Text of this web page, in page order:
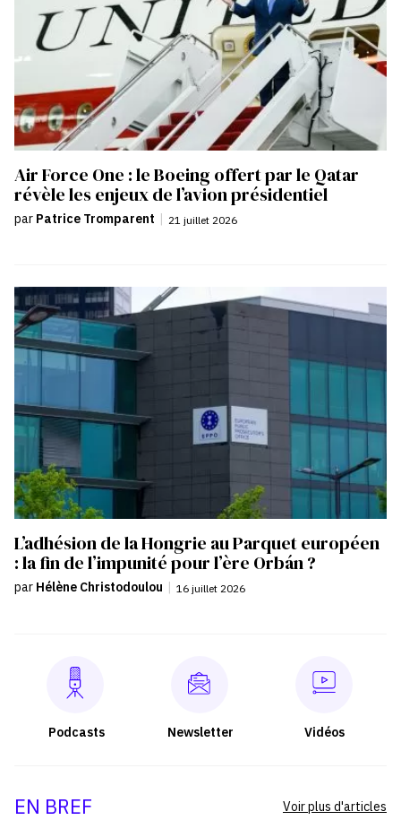
Air Force One : le Boeing offert par le Qatar
révèle les enjeux de l’avion présidentiel
par Patrice Tromparent | 21 juillet 2026
L’adhésion de la Hongrie au Parquet européen
: la fin de l’impunité pour l’ère Orbán ?
par Hélène Christodoulou 16 juillet 2026
Podcasts Newsletter Vidéos
EN BREF Voir plus d'articles